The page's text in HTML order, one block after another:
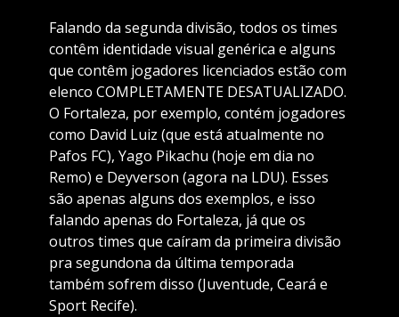
Falando da segunda divisão, todos os times
contêm identidade visual genérica e alguns
que contêm jogadores licenciados estão com
elenco COMPLETAMENTE DESATUALIZADO.
O Fortaleza, por exemplo, contém jogadores
como David Luiz (que está atualmente no
Pafos FC), Yago Pikachu (hoje em dia no
Remo) e Deyverson (agora na LDU). Esses
são apenas alguns dos exemplos, e isso
falando apenas do Fortaleza, já que os
outros times que caíram da primeira divisão
pra segundona da última temporada
também sofrem disso (Juventude, Ceará e
Sport Recife).